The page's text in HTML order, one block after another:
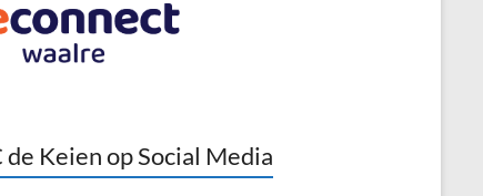
de Keien op Social Media